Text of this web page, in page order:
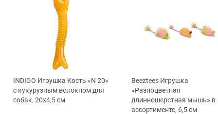
INDIGO Игрушка Кость «N 20»
с кукурузным волокном для
собак, 20x4,5 см
Beeztees Игрушка
«Разноцветная
длинношерстная мышь» в
ассортименте, 6,5 см